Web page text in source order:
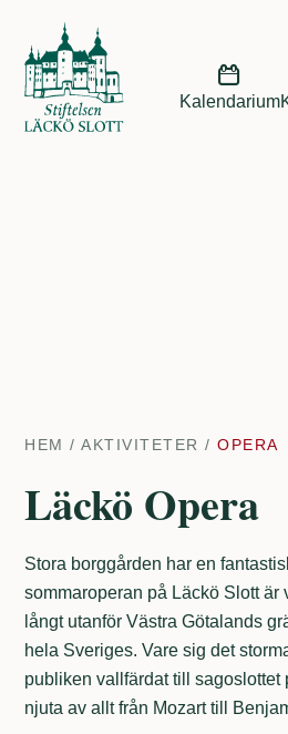
Kalendarium
HEM /AKTIVITETER /OPERA
Läckö Opera
Stora borggården har en
sommaroperan på Läckö Slott är
långt utanför Västra Götalands
hela Sveriges. Vare sig det
publiken vallfärdat till sagoslottet
njuta av allt från Mozart till